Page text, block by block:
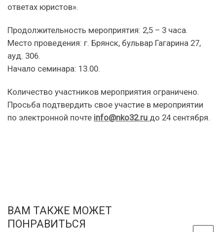
ответах юристов».
Продолжительность мероприятия: 2,5 – 3 часа.
Место проведения: г. Брянск, бульвар Гагарина 27,
ауд. 306.
Начало семинара: 13.00.
Количество участников мероприятия ограничено.
Просьба подтвердить свое участие в мероприятии
по электронной почте info@nko32.ru до 24 сентября.
ВАМ ТАКЖЕ МОЖЕТ
ПОНРАВИТЬСЯ